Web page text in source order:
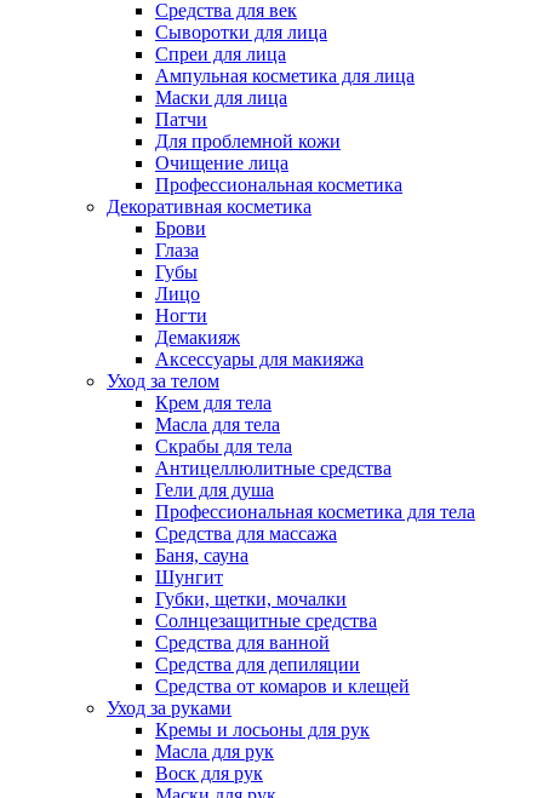
Средства для век
Сыворотки для лица
Спреи для лица
Ампульная косметика для лица
Маски для лица
Патчи
Для проблемной кожи
Очищение лица
Профессиональная косметика
Декоративная косметика
Брови
Глаза
Губы
Лицо
Ногти
Демакияж
Аксессуары для макияжа
Уход за телом
Крем для тела
Масла для тела
Скрабы для тела
Антицеллюлитные средства
Гели для душа
Профессиональная косметика для тела
Средства для массажа
Баня, сауна
Шунгит
Губки, щетки, мочалки
Солнцезащитные средства
Средства для ванной
Средства для депиляции
Средства от комаров и клещей
Уход за руками
Кремы и лосьоны для рук
Масла для рук
Воск для рук